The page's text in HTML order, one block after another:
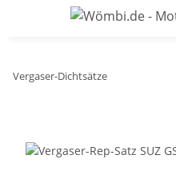
Vergaser-Dichtsätze